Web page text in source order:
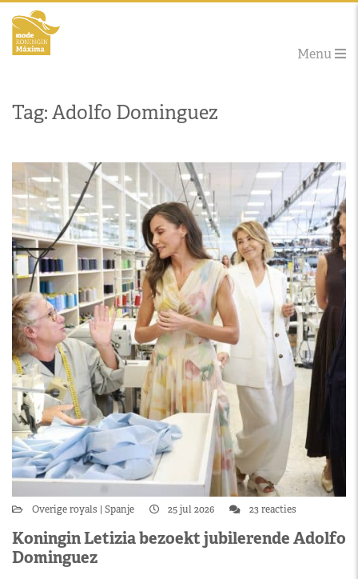
Menu
Tag: Adolfo Dominguez
Overige royals Spanje 25 jul 2026 23 reacties
Koningin Letizia bezoekt jubilerende Adolfo
Dominguez